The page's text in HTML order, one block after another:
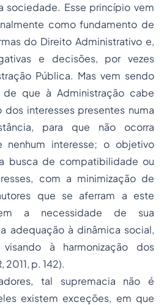
sociedade. Esse princípio vem
como fundamento de
do Direito Administrativo e,
e decisões, por vezes
Pública. Mas vem sendo
que à Administração cabe
dos interesses presentes numa
para que não ocorra
interesse; o objetivo
busca de compatibilidade ou
com a minimização de
que se aferram a este
a necessidade de sua
adequação à dinâmica social,
à harmonização dos
2011, p. 142).
tal supremacia não é
existem exceções, em que